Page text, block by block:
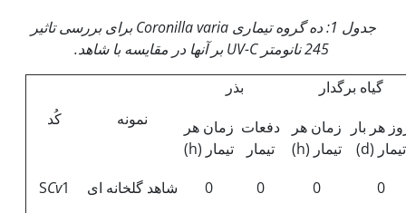
جدول 1: ده گروه تیماری Coronilla varia برای بررسی تاثیر
245 نانومتر
UV-C بر آنها در مقایسه با شاهد.
کُد نمونه
بذر
گیاه برگدار
زمان هر
تیمار (h)
دفعات
تیمار
زمان هر
تیمار (h)
هر بار
تیمار (d)
SCv1 شاهد گلخانه ای 0 0 0 0